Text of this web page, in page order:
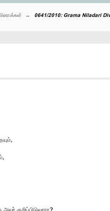
0641/2010: Grama Niladari
குறிப்பிடுவாரா?